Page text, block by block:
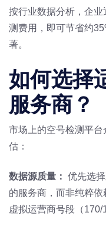
按行业数据分析，企
测费用，即可节省约
著。
如何选择
服务商？
市场上的空号检测平
估：
数据源质量： 优先选
的服务商，而非纯粹
虚拟运营商号段（170/